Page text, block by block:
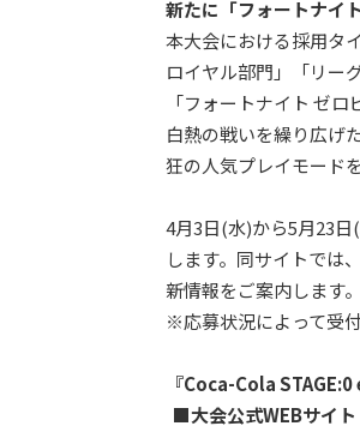
新たに「フォートナイ
本大会における採用タ
ロイヤル部門」「リー
「フォートナイト ゼ
白熱の戦いを繰り広げ
狂の人気プレイモード
4月3日(水)から5月23
します。同サイトでは
新情報をご案内します。
※応募状況によって受
『Coca-Cola
■大会公式WEBサイト